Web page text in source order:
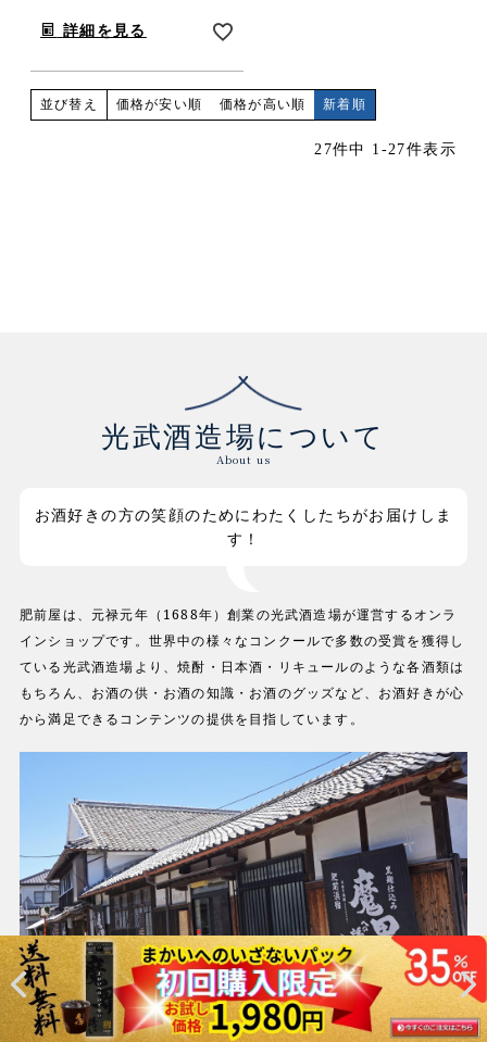
詳細を見る
並び替え 価格が安い順 価格が高い順 新着順
27件中 1 -27件表示
光武酒造場について
About us
お酒好きの方の笑顔のためにわたくしたちがお届けしま
す！
肥前屋は、元禄元年（1688年）創業の光武酒造場が運営するオンラ
インショップです。世界中の様々なコンクールで多数の受賞を獲得し
ている光武酒造場より、焼酎・日本酒・リキュールのような各酒類は
もちろん、お酒の供・お酒の知識・お酒のグッズなど、お酒好きが心
から満足できるコンテンツの提供を目指しています。